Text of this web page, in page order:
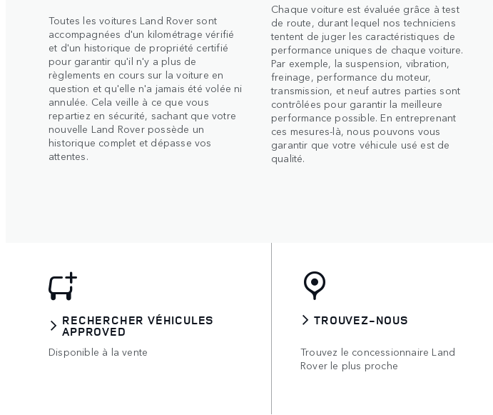
Toutes les voitures Land Rover sont
accompagnées d'un kilométrage vérifié
et d'un historique de propriété certifié
pour garantir qu'il n'y a plus de
règlements en cours sur la voiture en
question et qu'elle n'a jamais été volée ni
annulée. Cela veille à ce que vous
repartiez en sécurité, sachant que votre
nouvelle Land Rover possède un
historique complet et dépasse vos
attentes.
Chaque voiture est évaluée grâce à test
de route, durant lequel nos techniciens
tentent de juger les caractéristiques de
performance uniques de chaque voiture.
Par exemple, la suspension, vibration,
freinage, performance du moteur,
transmission, et neuf autres parties sont
contrôlées pour garantir la meilleure
performance possible. En entreprenant
ces mesures-là, nous pouvons vous
garantir que votre véhicule usé est de
qualité.
RECHERCHER VÉHICULES
APPROVED
Disponible à la vente
TROUVEZ-NOUS
Trouvez le concessionnaire Land
Rover le plus proche